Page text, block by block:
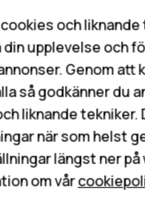
M
hjälp?
och
upplevelse och
Genom att
så godkänner du
liknande tekniker.
när som helst
längst ner på
om vår